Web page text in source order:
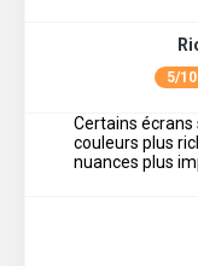
5/10
Certains
couleurs plus
nuances plus